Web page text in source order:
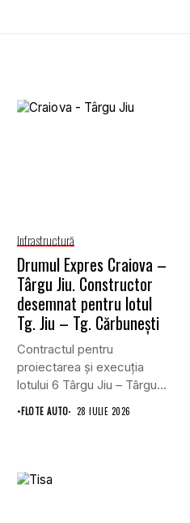
Infrastructură
Drumul Expres Craiova –
Târgu Jiu. Constructor
desemnat pentru lotul
Tg. Jiu – Tg. Cărbunești
Contractul pentru
proiectarea și execuția
lotului 6 Târgu Jiu – Târgu
Cărbunești,...
•FLOTE AUTO 28 IULIE 2026